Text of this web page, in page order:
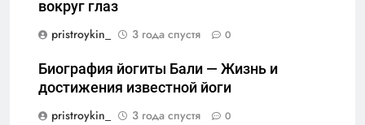
вокруг глаз
pristroykin_
3 года спустя 0
Биография йогиты Бали — Жизнь и
достижения известной йоги
pristroykin_
3 года спустя 0